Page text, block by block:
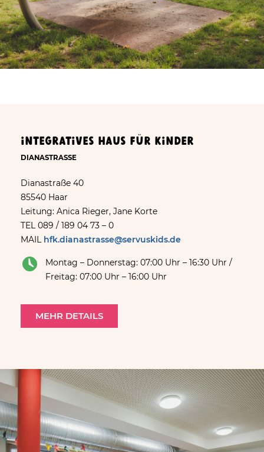
Integratives Haus für Kinder
DIANASTRASSE
Dianastraße 40
85540 Haar
Leitung: Anica Rieger, Jane Korte
TEL 089 / 189 04 73 – 0
MAIL hfk.dianastrasse@servuskids.de
Montag – Donnerstag: 07:00 Uhr – 16:30 Uhr /
Freitag: 07:00 Uhr – 16:00 Uhr
MEHR DETAILS